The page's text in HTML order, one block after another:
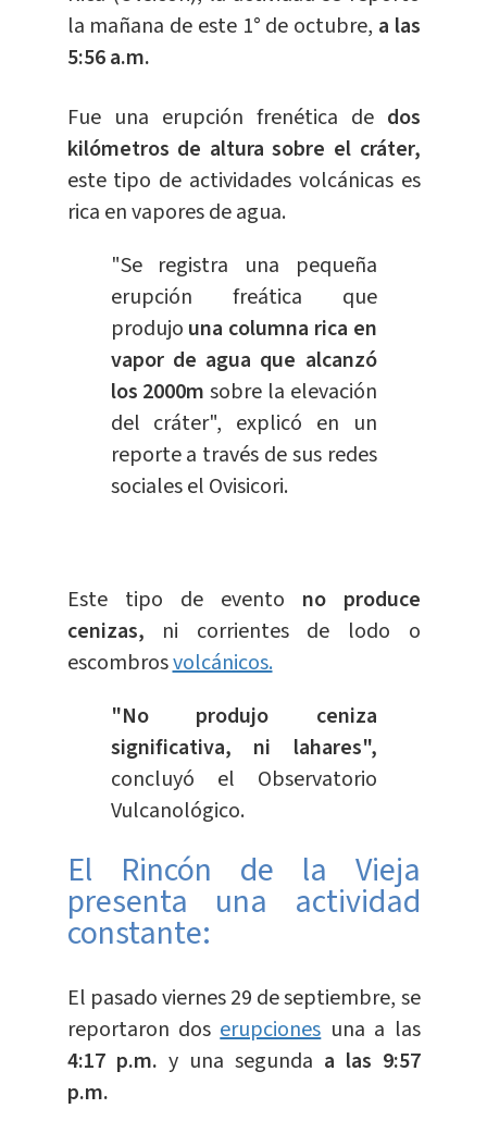
la mañana de este 1° de octubre, a las
5:56 a.m.
Fue una erupción frenética de dos
kilómetros de altura sobre el cráter,
este tipo de actividades volcánicas es
rica en vapores de agua.
"Se registra una pequeña
erupción freática que
produjo una columna rica en
vapor de agua que alcanzó
los 2000m sobre la elevación
del cráter", explicó en un
reporte a través de sus redes
sociales el Ovisicori.
Este tipo de evento no produce
cenizas, ni corrientes de lodo o
escombrosvolcánicos.
"No produjo ceniza
significativa, ni lahares",
concluyó el Observatorio
Vulcanológico.
El Rincón de la Vieja
presenta una actividad
constante:
El pasado viernes 29 de septiembre, se
reportaron doserupcionesuna a las
4:17 p.m. y una segunda a las 9:57
p.m.